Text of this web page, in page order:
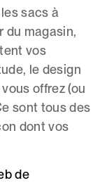
sacs à
du magasin,
vos
le design
offrez (ou
sont tous des
dont vos
de